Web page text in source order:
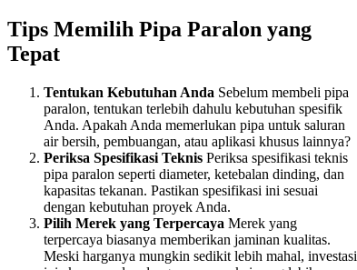
Tips Memilih Pipa Paralon yang
Tepat
Tentukan Kebutuhan Anda Sebelum membeli pipa
paralon, tentukan terlebih dahulu kebutuhan spesifik
Anda. Apakah Anda memerlukan pipa untuk saluran
air bersih, pembuangan, atau aplikasi khusus lainnya?
Periksa Spesifikasi Teknis Periksa spesifikasi teknis
pipa paralon seperti diameter, ketebalan dinding, dan
kapasitas tekanan. Pastikan spesifikasi ini sesuai
dengan kebutuhan proyek Anda.
Pilih Merek yang Terpercaya Merek yang
terpercaya biasanya memberikan jaminan kualitas.
Meski harganya mungkin sedikit lebih mahal, investasi